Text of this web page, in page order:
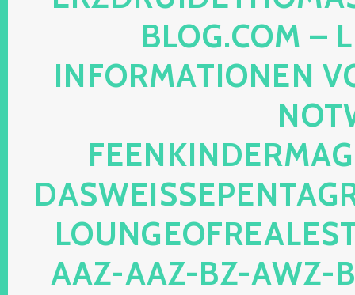
LOG.COM –
NFORMATIONEN
AZ-AAZ-BZ-AWZ-